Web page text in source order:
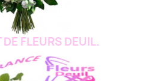
FLEURS DEUIL.